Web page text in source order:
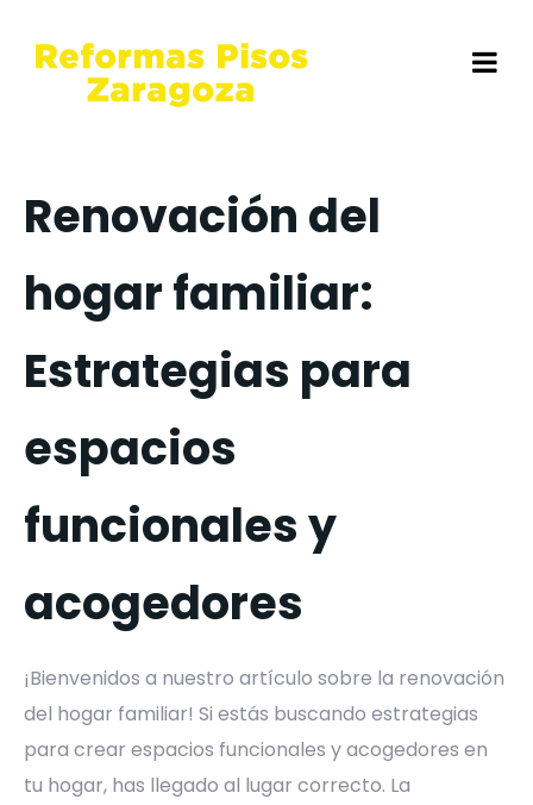
Renovación del
hogar familiar:
Estrategias para
espacios
funcionales y
acogedores
¡Bienvenidos a nuestro artículo sobre la renovación
del hogar familiar! Si estás buscando estrategias
para crear espacios funcionales y acogedores en
tu hogar, has llegado al lugar correcto. La